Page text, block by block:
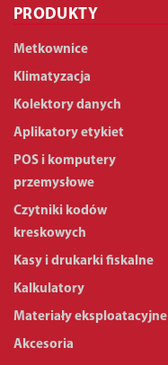
PRODUKTY
Metkownice
Klimatyzacja
Kolektory danych
Aplikatory etykiet
POS i komputery
przemysłowe
Czytniki kodów
kreskowych
Kasy i drukarki fiskalne
Kalkulatory
Materiały eksploatacyjne
Akcesoria